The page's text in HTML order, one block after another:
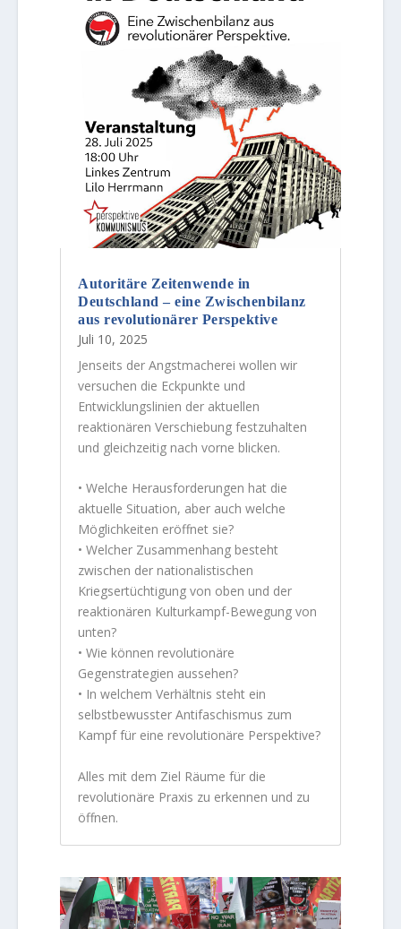
Autoritäre Zeitenwende in
Deutschland – eine Zwischenbilanz
aus revolutionärer Perspektive
Juli 10, 2025
Jenseits der Angstmacherei wollen wir
versuchen die Eckpunkte und
Entwicklungslinien der aktuellen
reaktionären Verschiebung festzuhalten
und gleichzeitig nach vorne blicken.
• Welche Herausforderungen hat die
aktuelle Situation, aber auch welche
Möglichkeiten eröffnet sie?
• Welcher Zusammenhang besteht
zwischen der nationalistischen
Kriegsertüchtigung von oben und der
reaktionären Kulturkampf-Bewegung von
unten?
• Wie können revolutionäre
Gegenstrategien aussehen?
• In welchem Verhältnis steht ein
selbstbewusster Antifaschismus zum
Kampf für eine revolutionäre Perspektive?
Alles mit dem Ziel Räume für die
revolutionäre Praxis zu erkennen und zu
öffnen.